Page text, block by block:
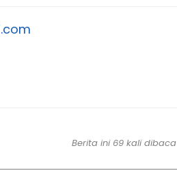
Berita ini 69 kali dibaca